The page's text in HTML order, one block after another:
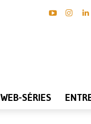
WEB-SÉRIES